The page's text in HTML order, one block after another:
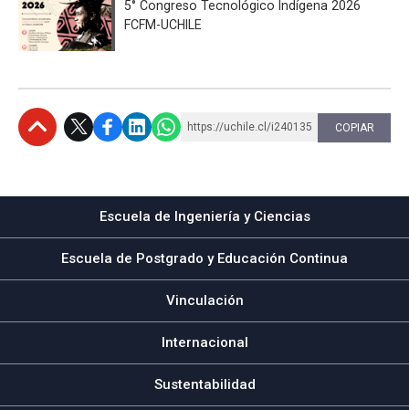
5° Congreso Tecnológico Indígena 2026
FCFM-UCHILE
https://uchile.cl/i240135 COPIAR
Escuela de Ingeniería y Ciencias
Escuela de Postgrado y Educación Continua
Vinculación
Internacional
Sustentabilidad